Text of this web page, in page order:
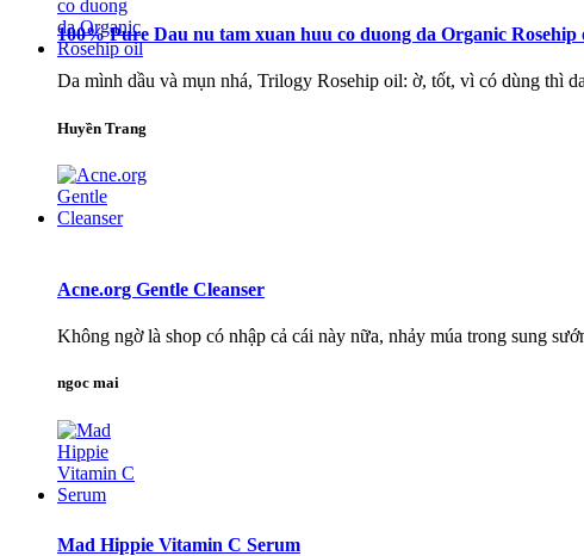
100% Pure Dau nu tam xuan huu co duong da Organic Rosehip
Da mình dầu và mụn nhá, Trilogy Rosehip oil: ờ, tốt, vì có dùng thì
Huyền Trang
Acne.org Gentle Cleanser
Không ngờ là shop có nhập cả cái này nữa, nhảy múa trong sung
ngoc mai
Mad Hippie Vitamin C Serum